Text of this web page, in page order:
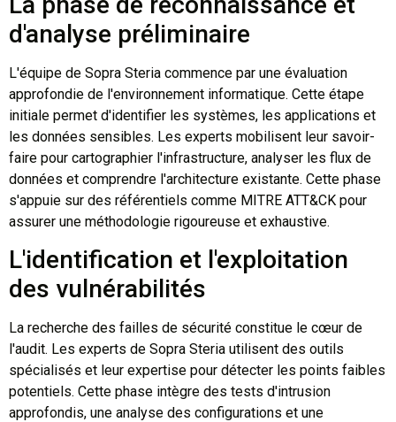
d'analyse préliminaire
L'équipe de Sopra Steria commence par une évaluation
approfondie de l'environnement informatique. Cette étape
initiale permet d'identifier les systèmes, les applications et
les données sensibles. Les experts mobilisent leur savoir-
faire pour cartographier l'infrastructure, analyser les flux de
données et comprendre l'architecture existante. Cette phase
s'appuie sur des référentiels comme MITRE ATT&CK pour
assurer une méthodologie rigoureuse et exhaustive.
L'identification et l'exploitation
des vulnérabilités
La recherche des failles de sécurité constitue le cœur de
l'audit. Les experts de Sopra Steria utilisent des outils
spécialisés et leur expertise pour détecter les points faibles
potentiels. Cette phase intègre des tests d'intrusion
approfondis, une analyse des configurations et une